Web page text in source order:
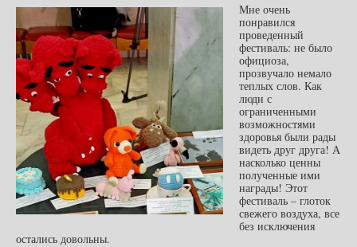
Мне очень
понравился
проведенный
фестиваль: не было
официоза,
прозвучало немало
теплых слов. Как
люди с
ограниченными
возможностями
здоровья были рады
видеть друг друга! А
насколько ценны
полученные ими
награды! Этот
фестиваль – глоток
свежего воздуха, все
без исключения
остались довольны.